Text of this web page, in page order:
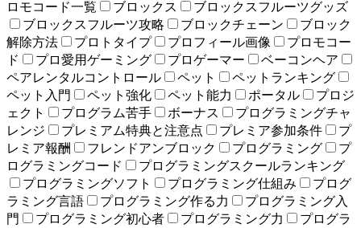
ロモコード一覧
ブロックス
ブロックスフルーツグッズ
ブロックスフルーツ攻略
ブロックチェーン
ブロック
解除方法
プロトタイプ プロフィール画像
プロモコー
ド
プロ愛用ゲーミング プロゲーマー
ベーコンヘア
ペアレンタルコントロール
ペット
ペットランキング
ペット入門
ペット強化 ペット能力 ポータル
プロジ
ェクト
プログラム苦手 ボーナス
プログラミングチャ
レンジ
プレミアム特典と注意点 プレミア参加条件
プ
レミア報酬
フレンドアンブロック プログラミング
プ
ログラミングコード
プログラミングスクールランキング
プログラミングソフト
プログラミング仕組み
プログ
ラミング言語
プログラミング作る力
プログラミング入
門
プログラミング初心者 プログラミング力
プログラ